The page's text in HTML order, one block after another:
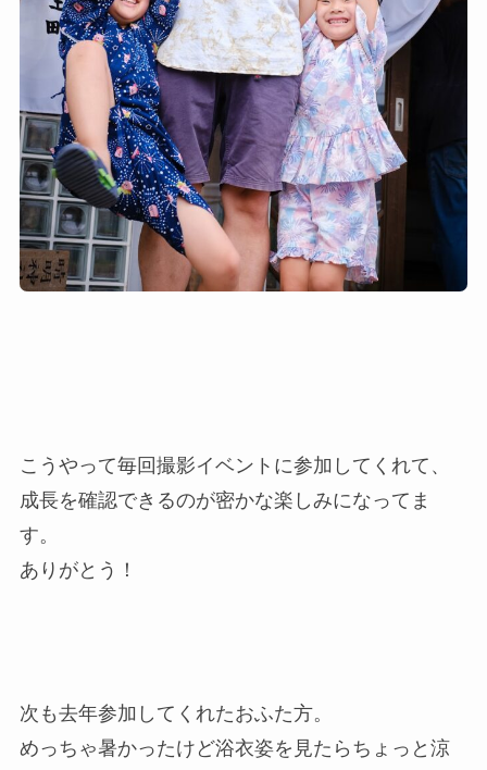
こうやって毎回撮影イベントに参加してくれて、
成長を確認できるのが密かな楽しみになってま
す。
ありがとう！
次も去年参加してくれたおふた方。
めっちゃ暑かったけど浴衣姿を見たらちょっと涼